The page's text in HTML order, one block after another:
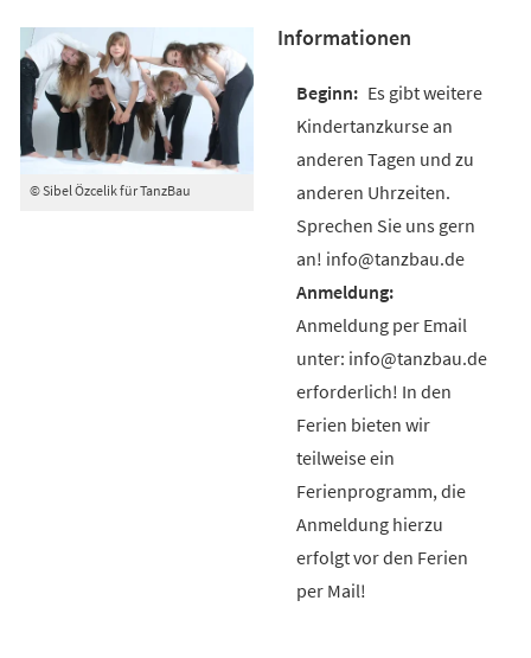
© Sibel Özcelik für TanzBau
Informationen
Es gibt weitere
Kindertanzkurse an
anderen Tagen und zu
anderen Uhrzeiten.
Sprechen Sie uns gern
an! info@tanzbau.de
Anmeldung per Email
unter: info@tanzbau.de
erforderlich! In den
Ferien bieten wir
teilweise ein
Ferienprogramm, die
Anmeldung hierzu
erfolgt vor den Ferien
per Mail!